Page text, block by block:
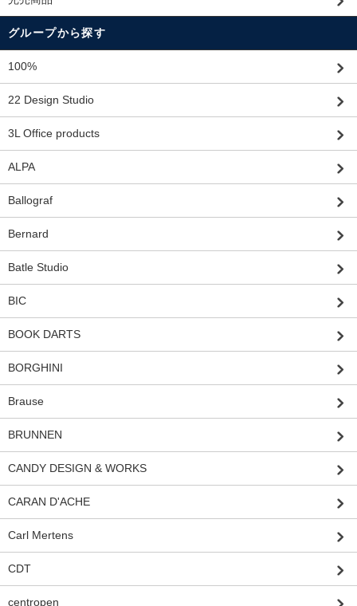
グループから探す
100%
22 Design Studio
3L Office products
ALPA
Ballograf
Bernard
Batle Studio
BIC
BOOK DARTS
BORGHINI
Brause
BRUNNEN
CANDY DESIGN & WORKS
CARAN D'ACHE
Carl Mertens
CDT
centropen